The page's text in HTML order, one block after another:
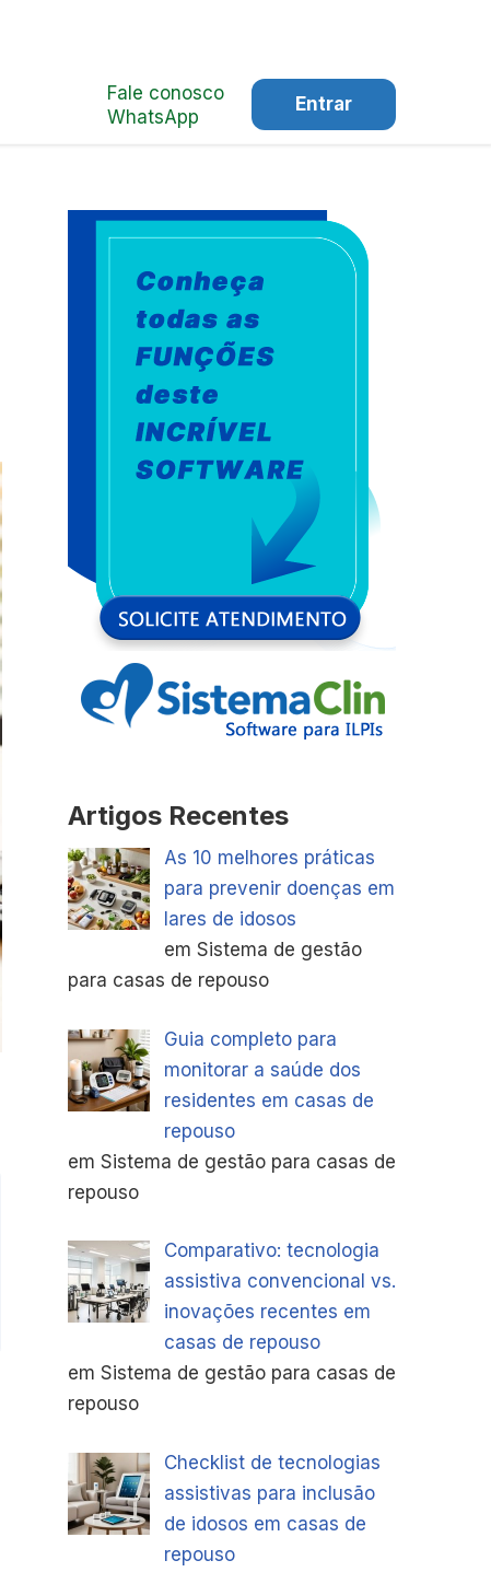
Fale conosco
WhatsApp
Entrar
Artigos Recentes
As 10 melhores práticas
para prevenir doenças em
lares de idosos
em Sistema de gestão
para casas de repouso
Guia completo para
monitorar a saúde dos
residentes em casas de
repouso
em Sistema de gestão para casas de
repouso
Comparativo: tecnologia
assistiva convencional vs.
inovações recentes em
casas de repouso
em Sistema de gestão para casas de
repouso
Checklist de tecnologias
assistivas para inclusão
de idosos em casas de
repouso